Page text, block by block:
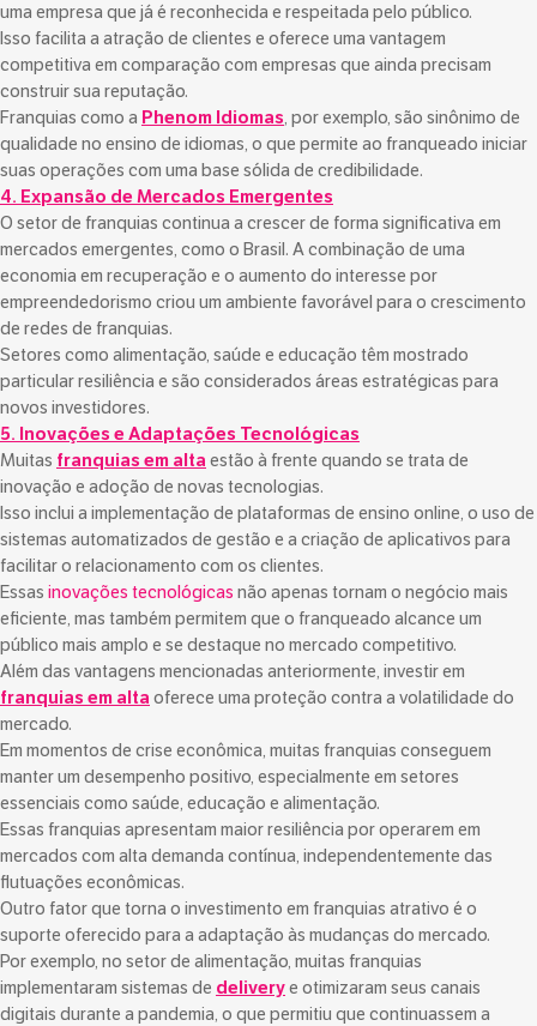
uma empresa que já é reconhecida e respeitada pelo público.
Isso facilita a atração de clientes e oferece uma vantagem
competitiva em comparação com empresas que ainda precisam
construir sua reputação.
Franquias como a Phenom Idiomas, por exemplo, são sinônimo de
qualidade no ensino de idiomas, o que permite ao franqueado iniciar
suas operações com uma base sólida de credibilidade.
4. Expansão de Mercados Emergentes
O setor de franquias continua a crescer de forma significativa em
mercados emergentes, como o Brasil. A combinação de uma
economia em recuperação e o aumento do interesse por
empreendedorismo criou um ambiente favorável para o crescimento
de redes de franquias.
Setores como alimentação, saúde e educação têm mostrado
particular resiliência e são considerados áreas estratégicas para
novos investidores.
5. Inovações e Adaptações Tecnológicas
Muitas franquias em alta estão à frente quando se trata de
inovação e adoção de novas tecnologias.
Isso inclui a implementação de plataformas de ensino online, o uso de
sistemas automatizados de gestão e a criação de aplicativos para
facilitar o relacionamento com os clientes.
Essas inovações tecnológicas não apenas tornam o negócio mais
eficiente, mas também permitem que o franqueado alcance um
público mais amplo e se destaque no mercado competitivo.
Além das vantagens mencionadas anteriormente, investir em
franquias em alta oferece uma proteção contra a volatilidade do
mercado.
Em momentos de crise econômica, muitas franquias conseguem
manter um desempenho positivo, especialmente em setores
essenciais como saúde, educação e alimentação.
Essas franquias apresentam maior resiliência por operarem em
mercados com alta demanda contínua, independentemente das
flutuações econômicas.
Outro fator que torna o investimento em franquias atrativo é o
suporte oferecido para a adaptação às mudanças do mercado.
Por exemplo, no setor de alimentação, muitas franquias
implementaram sistemas de deliverye otimizaram seus canais
digitais durante a pandemia, o que permitiu que continuassem a